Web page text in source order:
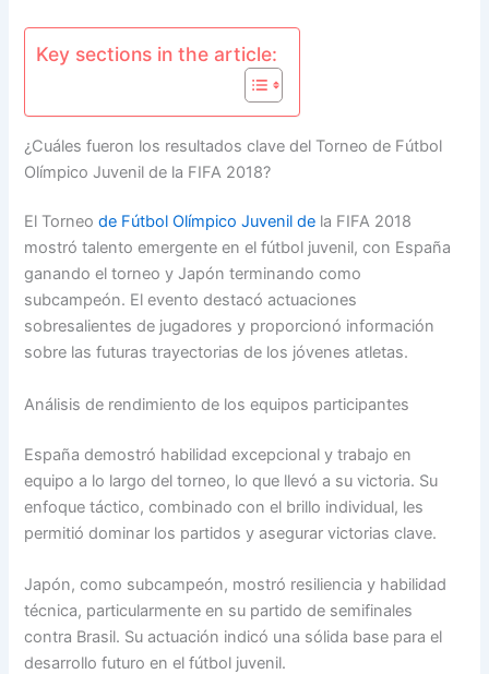
Key sections in the article:
¿Cuáles fueron los resultados clave del Torneo de Fútbol
Olímpico Juvenil de la FIFA 2018?
El Torneode Fútbol Olímpico Juvenil de la FIFA 2018
mostró talento emergente en el fútbol juvenil, con España
ganando el torneo y Japón terminando como
subcampeón. El evento destacó actuaciones
sobresalientes de jugadores y proporcionó información
sobre las futuras trayectorias de los jóvenes atletas.
Análisis de rendimiento de los equipos participantes
España demostró habilidad excepcional y trabajo en
equipo a lo largo del torneo, lo que llevó a su victoria. Su
enfoque táctico, combinado con el brillo individual, les
permitió dominar los partidos y asegurar victorias clave.
Japón, como subcampeón, mostró resiliencia y habilidad
técnica, particularmente en su partido de semifinales
contra Brasil. Su actuación indicó una sólida base para el
desarrollo futuro en el fútbol juvenil.